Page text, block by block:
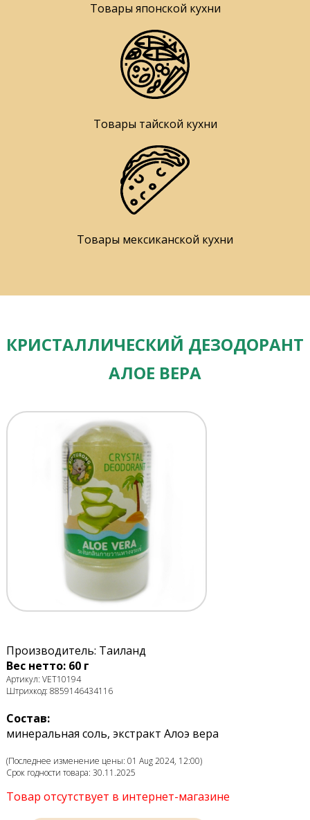
Товары японской кухни
Товары тайской кухни
Товары мексиканской кухни
КРИСТАЛЛИЧЕСКИЙ ДЕЗОДОРАНТ
АЛОЕ ВЕРА
Производитель: Таиланд
Вес нетто: 60 г
Артикул: VET10194
Штрихкод: 8859146434116
Состав:
минеральная соль, экстракт Алоэ вера
(Последнее изменение цены: 01 Aug 2024, 12:00)
Срок годности товара: 30.11.2025
Товар отсутствует в интернет-магазине